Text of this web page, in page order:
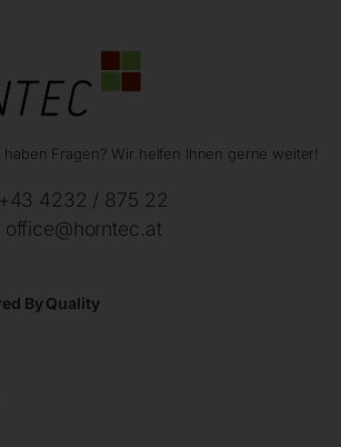
haben Fragen? Wir helfen Ihnen gerne weiter!
+43 4232 / 875 22
office@horntec.at
By Quality